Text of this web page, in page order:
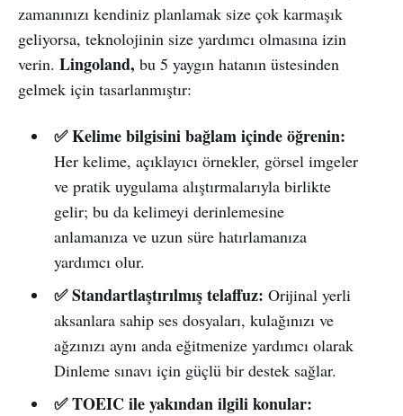
zamanınızı kendiniz planlamak size çok karmaşık
geliyorsa, teknolojinin size yardımcı olmasına izin
verin. Lingoland, bu 5 yaygın hatanın üstesinden
gelmek için tasarlanmıştır:
✅ Kelime bilgisini bağlam içinde öğrenin:
Her kelime, açıklayıcı örnekler, görsel imgeler
ve pratik uygulama alıştırmalarıyla birlikte
gelir; bu da kelimeyi derinlemesine
anlamanıza ve uzun süre hatırlamanıza
yardımcı olur.
✅ Standartlaştırılmış telaffuz: Orijinal yerli
aksanlara sahip ses dosyaları, kulağınızı ve
ağzınızı aynı anda eğitmenize yardımcı olarak
Dinleme sınavı için güçlü bir destek sağlar.
✅ TOEIC ile yakından ilgili konular: